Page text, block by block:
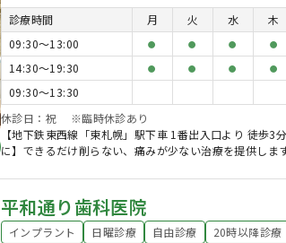
診療時間 月 火 水 木
09:30〜13:00
● ● ● ●
14:30〜19:30 ● ● ● ●
09:30〜13:30
休診日：祝 ※臨時休診あり
【地下鉄東西線「東札幌」駅下車 1番出入口より 徒歩3
に】できるだけ削らない、痛みが少ない治療を提供しま
平和通り歯科医院
インプラント 日曜診療 自由診療
20時以降診療